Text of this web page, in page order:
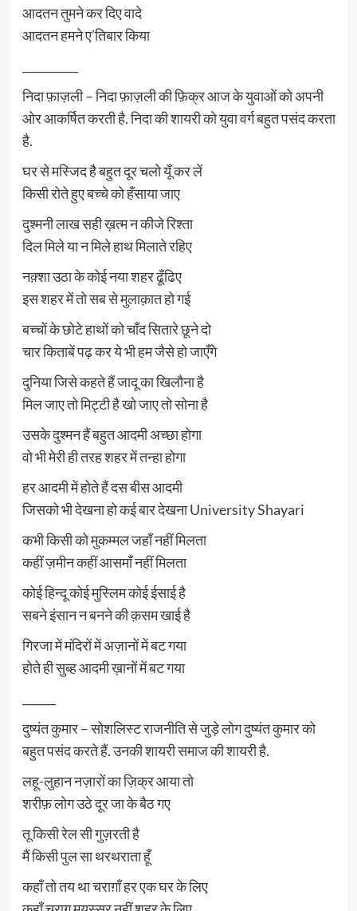
आदतन तुमने कर दिए वादे
आदतन हमने ए’तिबार किया
निदा फ़ाज़ली – निदा फ़ाज़ली की फ़िक्र आज के युवाओं को अपनी
ओर आकर्षित करती है. निदा की शायरी को युवा वर्ग बहुत पसंद करता
है.
घर से मस्जिद है बहुत दूर चलो यूँ कर लें
किसी रोते हुए बच्चे को हँसाया जाए
दुश्मनी लाख सही ख़त्म न कीजे रिश्ता
दिल मिले या न मिले हाथ मिलाते रहिए
नक़्शा उठा के कोई नया शहर ढूँढिए
इस शहर में तो सब से मुलाक़ात हो गई
बच्चों के छोटे हाथों को चाँद सितारे छूने दो
चार किताबें पढ़ कर ये भी हम जैसे हो जाएँगे
दुनिया जिसे कहते हैं जादू का खिलौना है
मिल जाए तो मिट्टी है खो जाए तो सोना है
उसके दुश्मन हैं बहुत आदमी अच्छा होगा
वो भी मेरी ही तरह शहर में तन्हा होगा
हर आदमी में होते हैं दस बीस आदमी
जिसको भी देखना हो कई बार देखना University Shayari
कभी किसी को मुकम्मल जहाँ नहीं मिलता
कहीं ज़मीन कहीं आसमाँ नहीं मिलता
कोई हिन्दू कोई मुस्लिम कोई ईसाई है
सबने इंसान न बनने की क़सम खाई है
गिरजा में मंदिरों में अज़ानों में बट गया
होते ही सुब्ह आदमी ख़ानों में बट गया
दुष्यंत कुमार – सोशलिस्ट राजनीति से जुड़े लोग दुष्यंत कुमार को
बहुत पसंद करते हैं. उनकी शायरी समाज की शायरी है.
लहू-लुहान नज़ारों का ज़िक्र आया तो
शरीफ़ लोग उठे दूर जा के बैठ गए
तू किसी रेल सी गुज़रती है
मैं किसी पुल सा थरथराता हूँ
कहाँ तो तय था चराग़ाँ हर एक घर के लिए